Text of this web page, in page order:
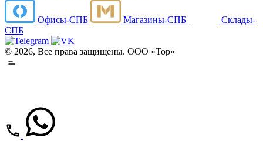
Офисы-СПБ Магазины-СПБ
Склады-
СПБ
© 2026, Все права защищены. ООО «Тор»